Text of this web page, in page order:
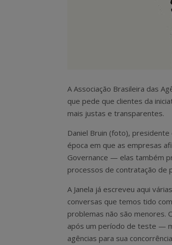
A Associação Brasileira das
que pede que clientes da
mais justas e transparentes.
Daniel Bruin (foto),
época em que as empresas
Governance — elas também
processos de contratação de
A Janela já escreveu aqui
conversas que temos tido
problemas não são menores.
após um período de teste —
agências para sua